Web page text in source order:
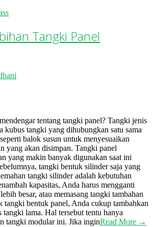
Tangki Panel
tentang tangki panel? Tangki jenis
kubus tangki yang dihubungkan satu sama
balok susun untuk menyesuaikan
yang akan disimpan. Tangki panel
yang makin banyak digunakan saat ini
tangki bentuk silinder saja yang
tangki silinder adalah kebutuhan
kapasitas, Anda harus mengganti
besar, atau memasang tangki tambahan
tangki bentuk panel, Anda cukup tambahkan
tangki lama. Hal tersebut tentu hanya
tangki modular ini. Jika inginRead More →